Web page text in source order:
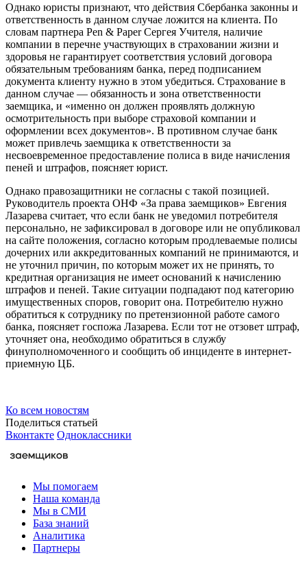
Однако юристы признают, что действия Сбербанка законны и
ответственность в данном случае ложится на клиента. По
словам партнера Pen & Paper Сергея Учителя, наличие
компании в перечне участвующих в страховании жизни и
здоровья не гарантирует соответствия условий договора
обязательным требованиям банка, перед подписанием
документа клиенту нужно в этом убедиться. Страхование в
данном случае — обязанность и зона ответственности
заемщика, и «именно он должен проявлять должную
осмотрительность при выборе страховой компании и
оформлении всех документов». В противном случае банк
может привлечь заемщика к ответственности за
несвоевременное предоставление полиса в виде начисления
пеней и штрафов, поясняет юрист.
Однако правозащитники не согласны с такой позицией.
Руководитель проекта ОНФ «За права заемщиков» Евгения
Лазарева считает, что если банк не уведомил потребителя
персонально, не зафиксировал в договоре или не опубликовал
на сайте положения, согласно которым продлеваемые полисы
дочерних или аккредитованных компаний не принимаются, и
не уточнил причин, по которым может их не принять, то
кредитная организация не имеет оснований к начислению
штрафов и пеней. Такие ситуации подпадают под категорию
имущественных споров, говорит она. Потребителю нужно
обратиться к сотруднику по претензионной работе самого
банка, поясняет госпожа Лазарева. Если тот не отзовет штраф,
уточняет она, необходимо обратиться в службу
финуполномоченного и сообщить об инциденте в интернет-
приемную ЦБ.
Ко всем новостям
Поделиться статьей
Вконтакте Одноклассники
Мы помогаем
Наша команда
Мы в СМИ
База знаний
Аналитика
Партнеры